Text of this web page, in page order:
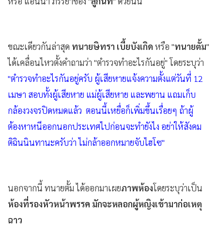
ขณะเดียวกันล่าสุด ทนายษิทรา เบี้ยบังเกิด หรือ "ทนายตั้ม"
ได้เคลื่อนไหวตั้งคำถามว่า "ตำรวจทำอะไรกันอยู่" โดยระบุว่า
"ตำรวจทำอะไรกันอยู่ครับ ผู้เสียหายแจ้งความตั้งแต่วันที่ 12
เมษา สอบทั้งผู้เสียหาย แม่ผู้เสียหาย และพยาน แถมเก็บ
กล้องวงจรปิดหมดแล้ว ตอนนี้เหยื่อก็เพิ่มขึ้นเรื่อยๆ ถ้าผู้
ต้องหาหนีออกนอกประเทศไปก่อนจะทำยังไง อย่าให้สังคม
ติฉินนินทานะครับว่า ไม่กล้าออกหมายจับไฮโซ"
นอกจากนี้ ทนายตั้ม ได้ออกมาเผยภาพห้องโดยระบุว่าเป็น
ห้องที่รองหัวหน้าพรรค มักจะหลอกผู้หญิงเข้ามาก่อเหตุ
ฉาว